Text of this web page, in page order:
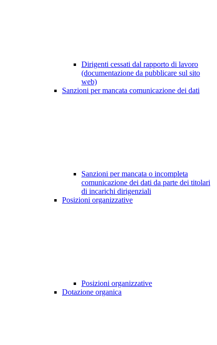
Dirigenti cessati dal rapporto di lavoro
(documentazione da pubblicare sul sito
web)
Sanzioni per mancata comunicazione dei dati
Sanzioni per mancata o incompleta
comunicazione dei dati da parte dei titolari
di incarichi dirigenziali
Posizioni organizzative
Posizioni organizzative
Dotazione organica